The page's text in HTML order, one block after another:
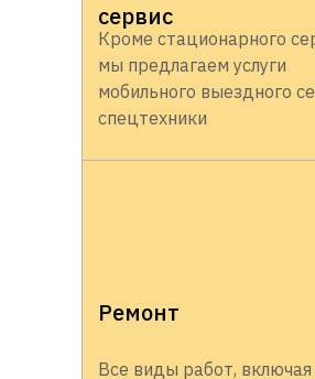
сервис
Кроме стационарного
мы предлагаем услуги
мобильного выездного
спецтехники
Ремонт
Все виды работ, включая